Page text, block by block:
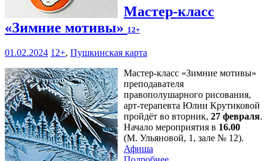
Мастер-класс
«Зимние мотивы» 12+
01.02.2024 12+, Пушкинская карта
Мастер-класс «Зимние мотивы»
преподавателя
правополушарного рисования,
арт-терапевта Юлии Крутиковой
пройдёт во вторник, 27 февраля.
Начало мероприятия в 16.00
(М. Ульяновой, 1, зале № 12).
Афиша